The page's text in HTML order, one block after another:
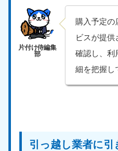
購入予定の
ビスが提
確認し、利
細を把握し
引っ越し業者に引